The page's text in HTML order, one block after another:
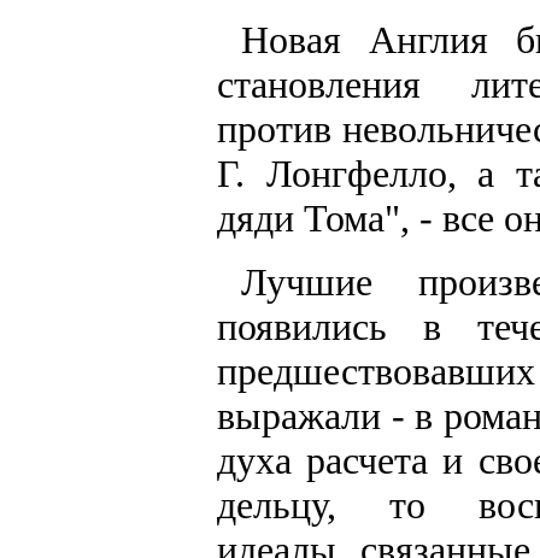
Новая Англия
становления
против
Г. Лонгфелло, а
дяди Тома", - все
Лучшие
появились в
выражали - в
духа расчета и
дельцу, то